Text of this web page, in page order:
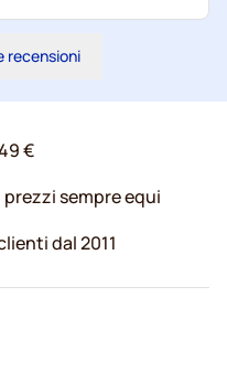
recensioni
€
sempre equi
dal 2011